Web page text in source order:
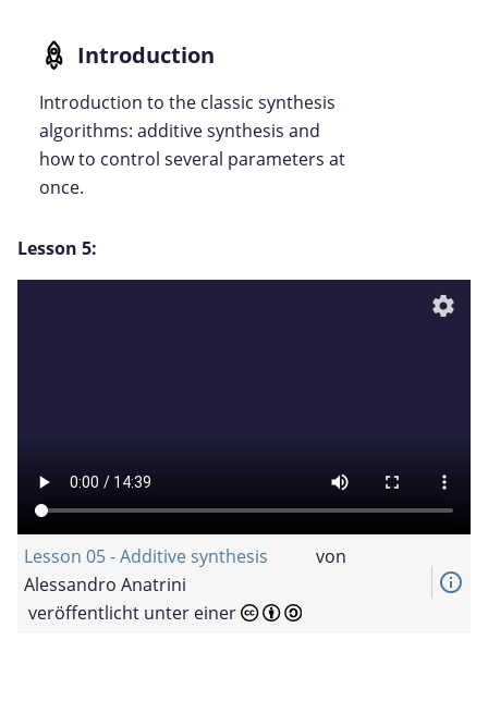
Introduction to the classic synthesis
algorithms: additive synthesis and
how to control several parameters at
once.
Lesson 5:
settings
Lesson 05 - Additive synthesis
von
Alessandro Anatrini
veröffentlicht unter einer
info_outline